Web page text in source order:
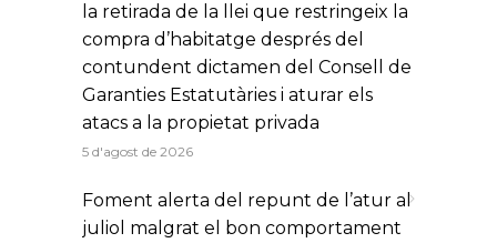
la retirada de la llei que restringeix la
compra d’habitatge després del
contundent dictamen del Consell de
Garanties Estatutàries i aturar els
atacs a la propietat privada
5 d'agost de 2026
Foment alerta del repunt de l’atur al
juliol malgrat el bon comportament